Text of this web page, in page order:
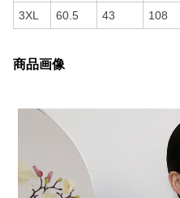
3XL 60.5 43 108
商品画像